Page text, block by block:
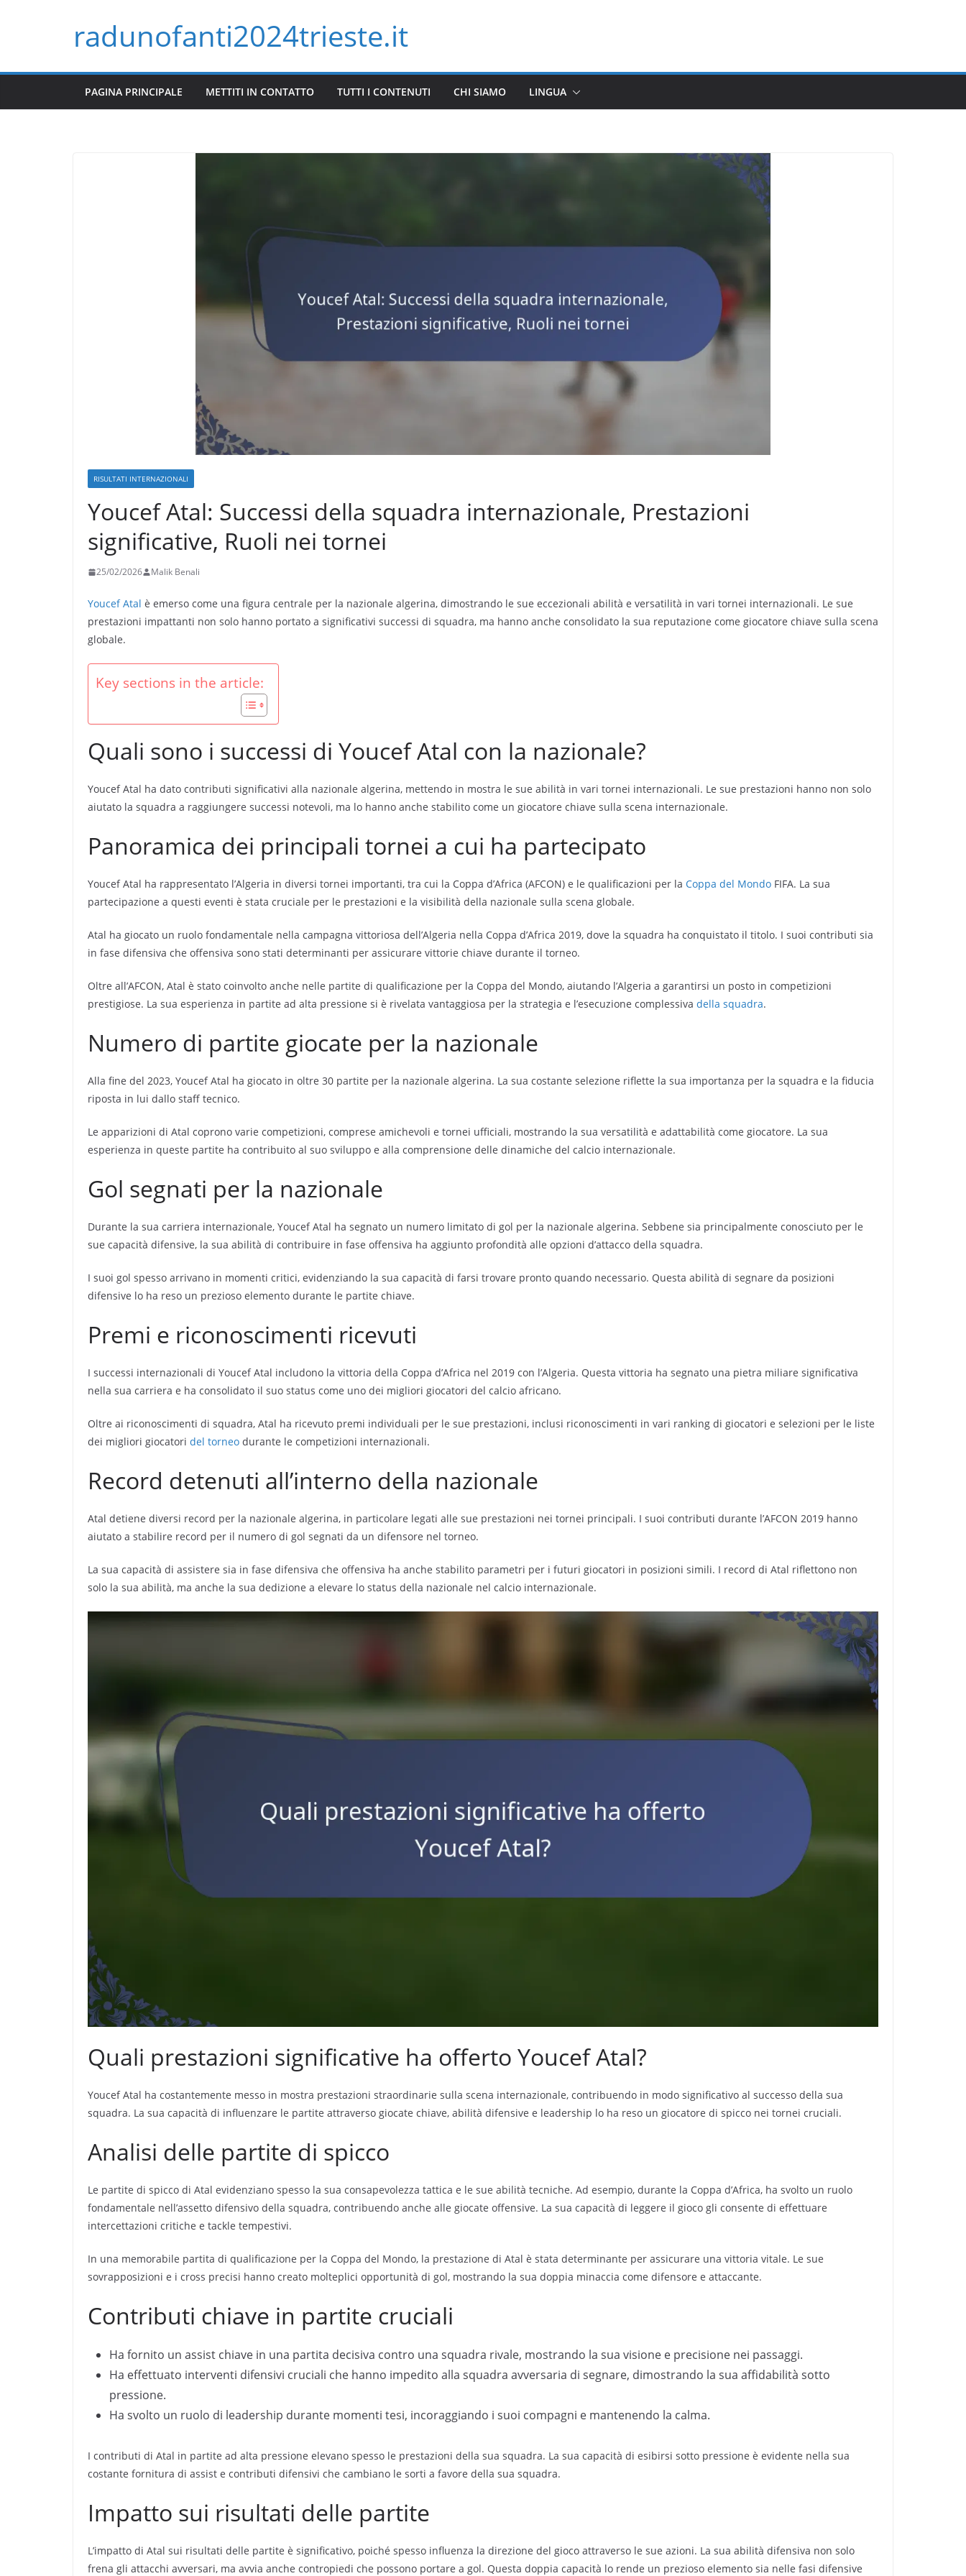
radunofanti2024trieste.it
PAGINA PRINCIPALE METTITI IN CONTATTO TUTTI I CONTENUTI CHI SIAMO LINGUA
RISULTATI INTERNAZIONALI
Youcef Atal: Successi della squadra internazionale, Prestazioni
significative, Ruoli nei tornei
25/02/2026 Malik Benali
Youcef Atal è emerso come una figura centrale per la nazionale algerina, dimostrando le sue eccezionali abilità e versatilità in vari tornei internazionali. Le sue
prestazioni impattanti non solo hanno portato a significativi successi di squadra, ma hanno anche consolidato la sua reputazione come giocatore chiave sulla scena
globale.
Key sections in the article:
Quali sono i successi di Youcef Atal con la nazionale?
Youcef Atal ha dato contributi significativi alla nazionale algerina, mettendo in mostra le sue abilità in vari tornei internazionali. Le sue prestazioni hanno non solo
aiutato la squadra a raggiungere successi notevoli, ma lo hanno anche stabilito come un giocatore chiave sulla scena internazionale.
Panoramica dei principali tornei a cui ha partecipato
Youcef Atal ha rappresentato l’Algeria in diversi tornei importanti, tra cui la Coppa d’Africa (AFCON) e le qualificazioni per la Coppa del Mondo FIFA. La sua
partecipazione a questi eventi è stata cruciale per le prestazioni e la visibilità della nazionale sulla scena globale.
Atal ha giocato un ruolo fondamentale nella campagna vittoriosa dell’Algeria nella Coppa d’Africa 2019, dove la squadra ha conquistato il titolo. I suoi contributi sia
in fase difensiva che offensiva sono stati determinanti per assicurare vittorie chiave durante il torneo.
Oltre all’AFCON, Atal è stato coinvolto anche nelle partite di qualificazione per la Coppa del Mondo, aiutando l’Algeria a garantirsi un posto in competizioni
prestigiose. La sua esperienza in partite ad alta pressione si è rivelata vantaggiosa per la strategia e l’esecuzione complessiva della squadra.
Numero di partite giocate per la nazionale
Alla fine del 2023, Youcef Atal ha giocato in oltre 30 partite per la nazionale algerina. La sua costante selezione riflette la sua importanza per la squadra e la fiducia
riposta in lui dallo staff tecnico.
Le apparizioni di Atal coprono varie competizioni, comprese amichevoli e tornei ufficiali, mostrando la sua versatilità e adattabilità come giocatore. La sua
esperienza in queste partite ha contribuito al suo sviluppo e alla comprensione delle dinamiche del calcio internazionale.
Gol segnati per la nazionale
Durante la sua carriera internazionale, Youcef Atal ha segnato un numero limitato di gol per la nazionale algerina. Sebbene sia principalmente conosciuto per le
sue capacità difensive, la sua abilità di contribuire in fase offensiva ha aggiunto profondità alle opzioni d’attacco della squadra.
I suoi gol spesso arrivano in momenti critici, evidenziando la sua capacità di farsi trovare pronto quando necessario. Questa abilità di segnare da posizioni
difensive lo ha reso un prezioso elemento durante le partite chiave.
Premi e riconoscimenti ricevuti
I successi internazionali di Youcef Atal includono la vittoria della Coppa d’Africa nel 2019 con l’Algeria. Questa vittoria ha segnato una pietra miliare significativa
nella sua carriera e ha consolidato il suo status come uno dei migliori giocatori del calcio africano.
Oltre ai riconoscimenti di squadra, Atal ha ricevuto premi individuali per le sue prestazioni, inclusi riconoscimenti in vari ranking di giocatori e selezioni per le liste
dei migliori giocatori del torneo durante le competizioni internazionali.
Record detenuti all’interno della nazionale
Atal detiene diversi record per la nazionale algerina, in particolare legati alle sue prestazioni nei tornei principali. I suoi contributi durante l’AFCON 2019 hanno
aiutato a stabilire record per il numero di gol segnati da un difensore nel torneo.
La sua capacità di assistere sia in fase difensiva che offensiva ha anche stabilito parametri per i futuri giocatori in posizioni simili. I record di Atal riflettono non
solo la sua abilità, ma anche la sua dedizione a elevare lo status della nazionale nel calcio internazionale.
Quali prestazioni significative ha offerto Youcef Atal?
Youcef Atal ha costantemente messo in mostra prestazioni straordinarie sulla scena internazionale, contribuendo in modo significativo al successo della sua
squadra. La sua capacità di influenzare le partite attraverso giocate chiave, abilità difensive e leadership lo ha reso un giocatore di spicco nei tornei cruciali.
Analisi delle partite di spicco
Le partite di spicco di Atal evidenziano spesso la sua consapevolezza tattica e le sue abilità tecniche. Ad esempio, durante la Coppa d’Africa, ha svolto un ruolo
fondamentale nell’assetto difensivo della squadra, contribuendo anche alle giocate offensive. La sua capacità di leggere il gioco gli consente di effettuare
intercettazioni critiche e tackle tempestivi.
In una memorabile partita di qualificazione per la Coppa del Mondo, la prestazione di Atal è stata determinante per assicurare una vittoria vitale. Le sue
sovrapposizioni e i cross precisi hanno creato molteplici opportunità di gol, mostrando la sua doppia minaccia come difensore e attaccante.
Contributi chiave in partite cruciali
Ha fornito un assist chiave in una partita decisiva contro una squadra rivale, mostrando la sua visione e precisione nei passaggi.
Ha effettuato interventi difensivi cruciali che hanno impedito alla squadra avversaria di segnare, dimostrando la sua affidabilità sotto
pressione.
Ha svolto un ruolo di leadership durante momenti tesi, incoraggiando i suoi compagni e mantenendo la calma.
I contributi di Atal in partite ad alta pressione elevano spesso le prestazioni della sua squadra. La sua capacità di esibirsi sotto pressione è evidente nella sua
costante fornitura di assist e contributi difensivi che cambiano le sorti a favore della sua squadra.
Impatto sui risultati delle partite
L’impatto di Atal sui risultati delle partite è significativo, poiché spesso influenza la direzione del gioco attraverso le sue azioni. La sua abilità difensiva non solo
frena gli attacchi avversari, ma avvia anche contropiedi che possono portare a gol. Questa doppia capacità lo rende un prezioso elemento sia nelle fasi difensive